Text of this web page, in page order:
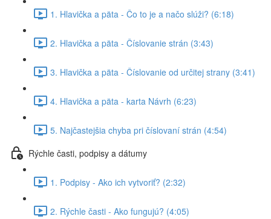
1. Hlavička a päta - Čo to je a načo slúži? (6:18)
2. Hlavička a päta - Číslovanie strán (3:43)
3. Hlavička a päta - Číslovanie od určitej strany (3:41)
4. Hlavička a päta - karta Návrh (6:23)
5. Najčastejšia chyba pri číslovaní strán (4:54)
Rýchle časti, podpisy a dátumy
1. Podpisy - Ako ich vytvoriť? (2:32)
2. Rýchle časti - Ako fungujú? (4:05)